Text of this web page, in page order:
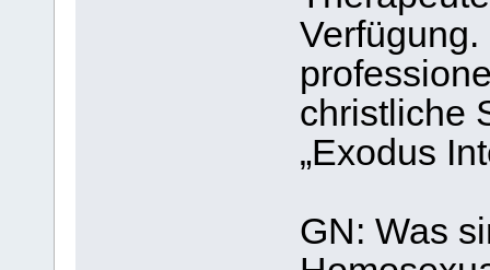
christliche
„Exodus
GN: Was